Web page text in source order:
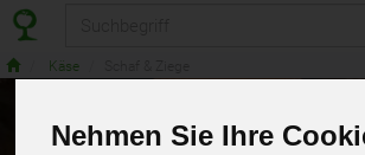
Nehmen Sie Ihre
Käse